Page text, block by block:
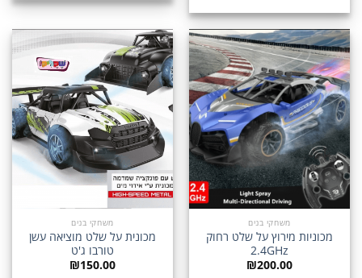
זה
יש
מספר
סוגים.
ניתן
לבחור
את
האפשרויות
בעמוד
המוצר
משחקי בנים
מכוניות מירוץ על שלט רחוק
2.4GHz
₪200.00
משחקי בנים
מכונית על שלט מוציאה עשן
טורבו ג'ט
₪150.00